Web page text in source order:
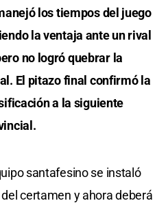
los tiempos del juego
la ventaja ante un rival
no logró quebrar la
El pitazo final confirmó la
a la siguiente
santafesino se instaló
certamen y ahora deberá